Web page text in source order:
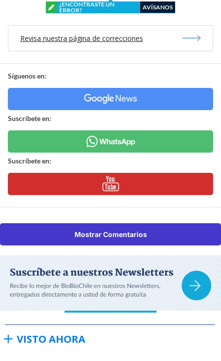
¿ENCONTRASTE UN
ERROR?
AVÍSANOS
Revisa nuestra página de correcciones
Síguenos en:
Suscríbete en:
Suscríbete en:
Mostrar Comentarios
VISTO AHORA